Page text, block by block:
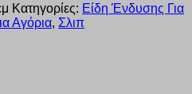
Κατηγορίες: Είδη Ένδυσης Για
Αγόρια, Σλιπ